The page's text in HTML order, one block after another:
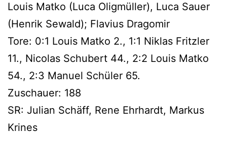
Louis Matko (Luca Oligmüller), Luca Sauer
(Henrik Sewald); Flavius Dragomir
Tore: 0:1 Louis Matko 2., 1:1 Niklas Fritzler
11., Nicolas Schubert 44., 2:2 Louis Matko
54., 2:3 Manuel Schüler 65.
Zuschauer: 188
SR: Julian Schäff, Rene Ehrhardt, Markus
Krines